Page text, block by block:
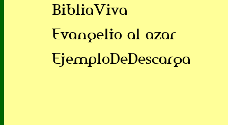
BibliaViva
Evangelio al azar
EjemploDeDescarga